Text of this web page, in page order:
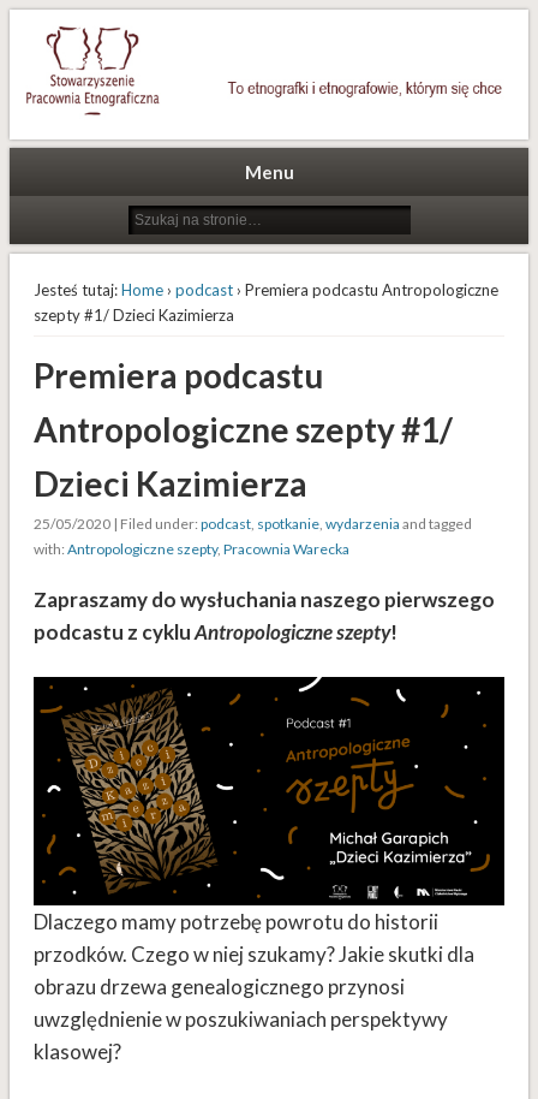
Stowarzyszenie Pracownia
Etnograficzna
To etnografki i etnografowie, którym się chce
Menu
Jesteś tutaj:Home› podcast› Premiera podcastu Antropologiczne
szepty #1/ Dzieci Kazimierza
Premiera podcastu
Antropologiczne szepty #1/
Dzieci Kazimierza
25/05/2020 | Filed under: podcast, spotkanie, wydarzenia and tagged
with: Antropologiczne szepty, Pracownia Warecka
Zapraszamy do wysłuchania naszego pierwszego
podcastu z cykluAntropologiczne szepty!
Dlaczego mamy potrzebę powrotu do historii
przodków. Czego w niej szukamy? Jakie skutki dla
obrazu drzewa genealogicznego przynosi
uwzględnienie w poszukiwaniach perspektywy
klasowej?